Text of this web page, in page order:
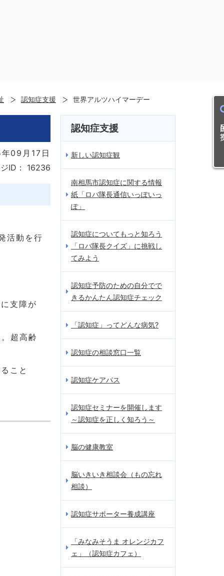
目
認知症支援 世界アルツハイマーデー
09月17日
ID：
16236
活動を行
支障が
超高齢
こと
認知症支援
新しい認知症観
南相馬市認知症に関する情報
紙「ロバ隊長通信いっぽいっ
ぽ」
認知症についてもっと知ろう
「ロバ隊長クイズ」に挑戦し
てみよう
認知症予防のための自分でで
きるかんたん認知症チェック
「認知症」ってどんな病気?
認知症の相談窓口一覧
認知症ケアパス
認知症セミナーを開催します
～認知症を正しく知ろう～
脳の健康教室
脳いきいき相談会（もの忘れ
相談）
認知症サポーター養成講座
「みなみそうま オレンジカフ
ェ」（認知症カフェ）